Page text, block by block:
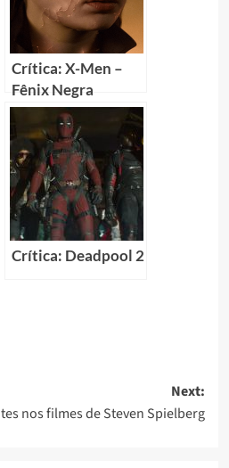
Crítica: X-Men –
Fênix Negra
Crítica: Deadpool 2
Next:
nos filmes de Steven Spielberg